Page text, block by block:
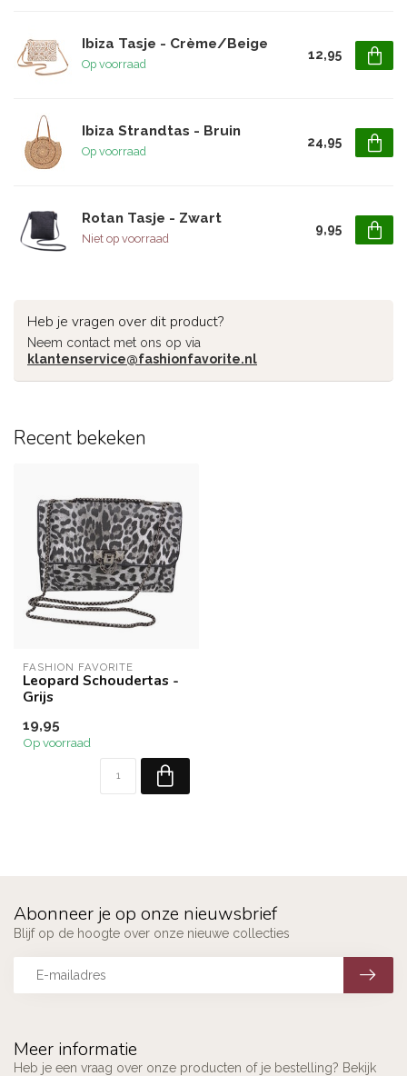
Ibiza Tasje - Crème/Beige
Op voorraad
12,95
Ibiza Strandtas - Bruin
Op voorraad
24,95
Rotan Tasje - Zwart
Niet op voorraad
9,95
Heb je vragen over dit product?
Neem contact met ons op via
klantenservice@fashionfavorite.nl
Recent bekeken
FASHION FAVORITE
Leopard Schoudertas -
Grijs
19,95
Op voorraad
Meer informatie
Heb je een vraag over onze producten of je bestelling? Bekijk
Abonneer je op onze nieuwsbrief
Blijf op de hoogte over onze nieuwe collecties